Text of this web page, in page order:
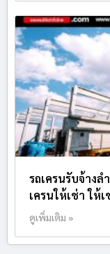
รถเครนรับจ้างล
เครนให้เช่า ให้
ดูเพิ่มเติม »